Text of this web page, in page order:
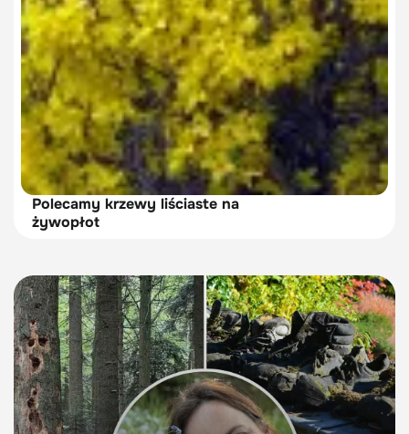
Polecamy krzewy liściaste na
żywopłot